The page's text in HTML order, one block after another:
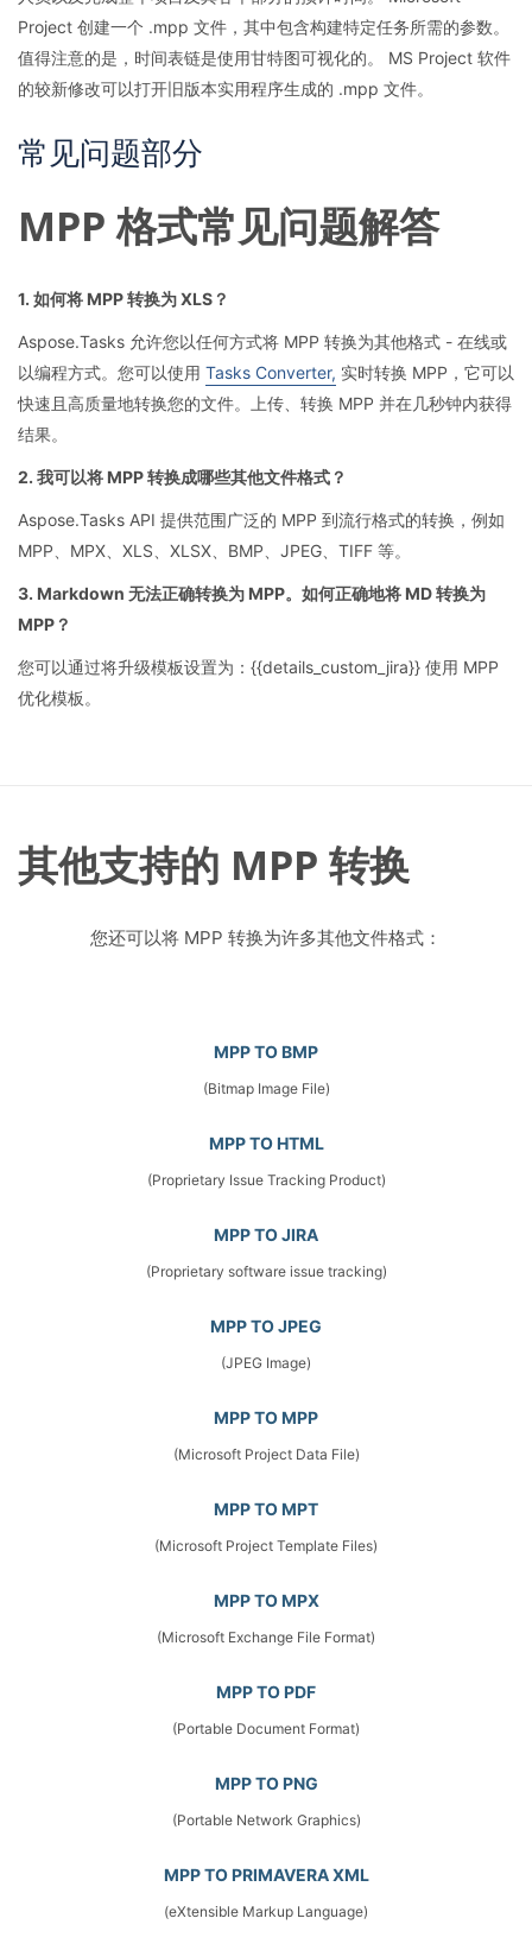
Project 创建一个 .mpp 文件，其中包含构建特定任务所需的参数。
值得注意的是，时间表链是使用甘特图可视化的。 MS Project 软件
的较新修改可以打开旧版本实用程序生成的 .mpp 文件。
常见问题部分
MPP 格式常见问题解答
1. 如何将 MPP 转换为 XLS？
Aspose.Tasks 允许您以任何方式将 MPP 转换为其他格式 - 在线或
以编程方式。您可以使用 Tasks Converter, 实时转换 MPP，它可以
快速且高质量地转换您的文件。上传、转换 MPP 并在几秒钟内获得
结果。
2. 我可以将 MPP 转换成哪些其他文件格式？
Aspose.Tasks API 提供范围广泛的 MPP 到流行格式的转换，例如
MPP、MPX、XLS、XLSX、BMP、JPEG、TIFF 等。
3. Markdown 无法正确转换为 MPP。如何正确地将 MD 转换为
MPP？
您可以通过将升级模板设置为：{{details_custom_jira}} 使用 MPP
优化模板。
其他支持的 MPP 转换
您还可以将 MPP 转换为许多其他文件格式：
MPP TO BMP
(Bitmap Image File)
MPP TO HTML
(Proprietary Issue Tracking Product)
MPP TO JIRA
(Proprietary software issue tracking)
MPP TO JPEG
(JPEG Image)
MPP TO MPP
(Microsoft Project Data File)
MPP TO MPT
(Microsoft Project Template Files)
MPP TO MPX
(Microsoft Exchange File Format)
MPP TO PDF
(Portable Document Format)
MPP TO PNG
(Portable Network Graphics)
MPP TO PRIMAVERA XML
(eXtensible Markup Language)